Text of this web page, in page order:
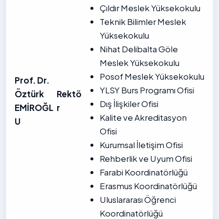
Prof. Dr.
Öztürk
EMİROĞL
U
Rektö
r
Çıldır Meslek Yüksekokulu
Teknik Bilimler Meslek
Yüksekokulu
Nihat Delibalta Göle
Meslek Yüksekokulu
Posof Meslek Yüksekokulu
YLSY Burs Programı Ofisi
Dış İlişkiler Ofisi
Kalite ve Akreditasyon
Ofisi
Kurumsal İletişim Ofisi
Rehberlik ve Uyum Ofisi
Farabi Koordinatörlüğü
Erasmus Koordinatörlüğü
Uluslararası Öğrenci
Koordinatörlüğü